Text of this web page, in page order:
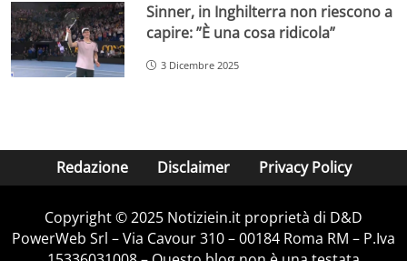
Sinner, in Inghilterra non riescono a
capire: ”È una cosa ridicola”
3 Dicembre 2025
Redazione Disclaimer Privacy Policy
Copyright © 2025 Notiziein.it proprietà di D&D
PowerWeb Srl – Via Cavour 310 – 00184 Roma RM – P.Iva